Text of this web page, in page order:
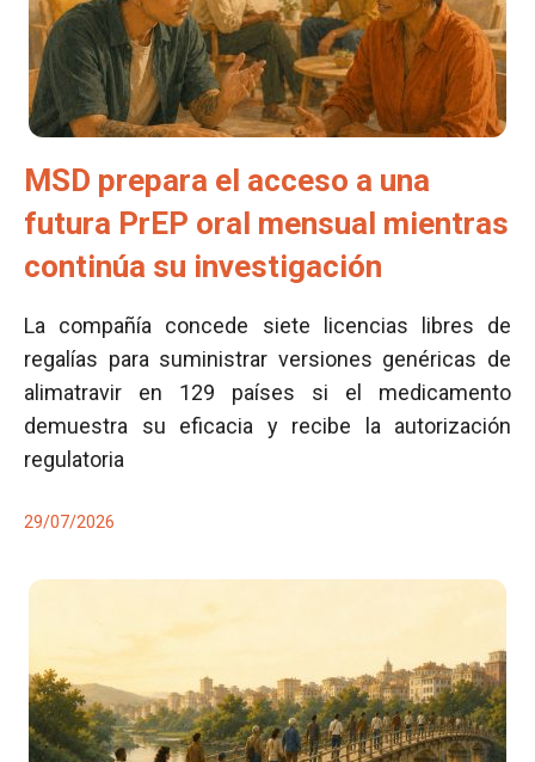
MSD prepara el acceso a una
futura PrEP oral mensual mientras
continúa su investigación
La compañía concede siete licencias libres de
regalías para suministrar versiones genéricas de
alimatravir en 129 países si el medicamento
demuestra su eficacia y recibe la autorización
regulatoria
29/07/2026